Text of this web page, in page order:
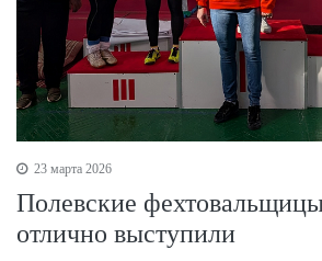
23 марта 2026
Полевские
отлично выступили